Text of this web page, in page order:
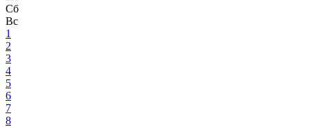
Сб
Вс
1
2
3
4
5
6
7
8